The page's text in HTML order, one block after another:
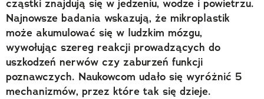
cząstki znajdują się w jedzeniu, wodze i powietrzu.
Najnowsze badania wskazują, że mikroplastik
może akumulować się w ludzkim mózgu,
wywołując szereg reakcji prowadzących do
uszkodzeń nerwów czy zaburzeń funkcji
poznawczych. Naukowcom udało się wyróżnić 5
mechanizmów, przez które tak się dzieje.